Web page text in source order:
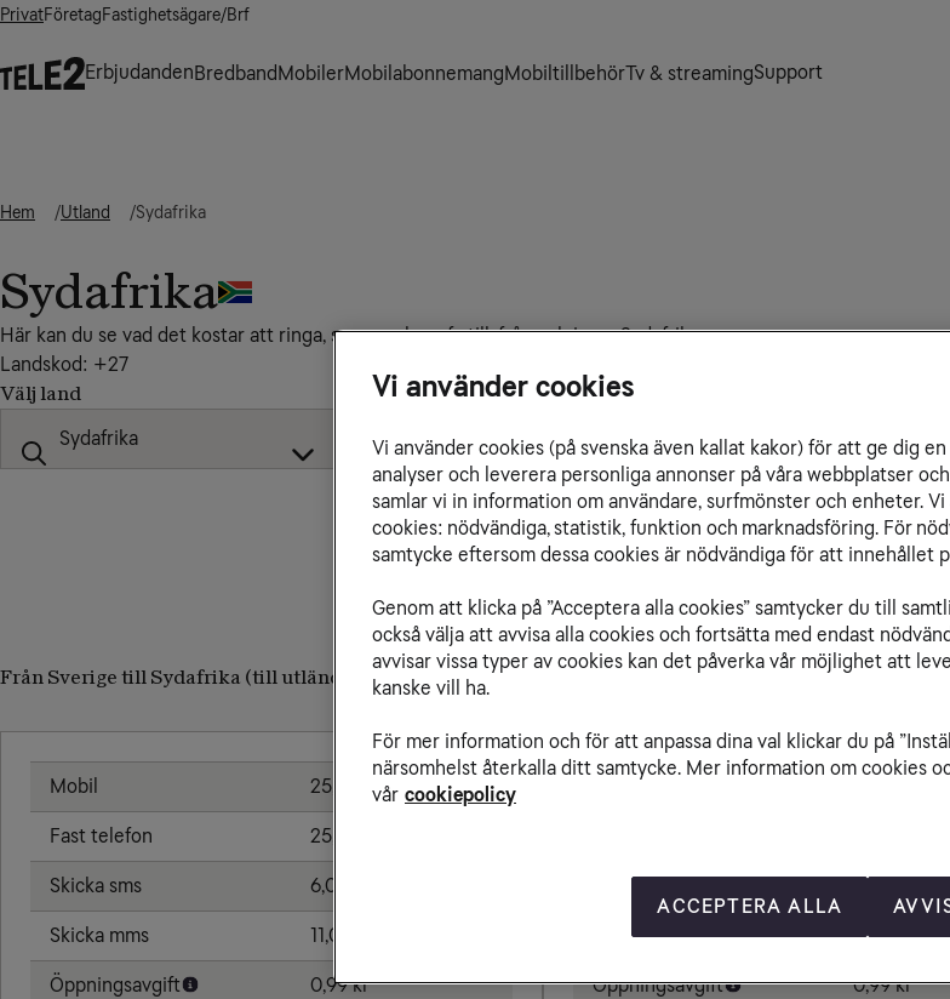
PrivatFöretagFastighetsägare/Brf
ErbjudandenBredbandMobilerMobilabonnemangMobiltillbehörTv & streamingSupport
Hem Utland Sydafrika
Sydafrika
Här kan du se vad det kostar att ringa, sms:a och surfa till, från och inom Sydafrika.
Landskod: +27
Välj land
Från Sverige till Sydafrika (till utländskt nummer)
Mobil 25,00 kr/min
Fast telefon 25,00 kr/min
Skicka sms 6,00 kr
Skicka mms 11,00 kr
Öppningsavgift 0,99 kr
Från Sydafrika till
Ringa samtal
Skicka sms 6,00 kr
Skicka mms 11,00 kr
Öppningsavgift 0,99 kr
Vi använder cookies
Vi använder cookies (på svenska även kallat kakor) för att ge dig
analyser och leverera personliga annonser på våra webbplatser
samlar vi in information om användare, surfmönster och enheter.
cookies: nödvändiga, statistik, funktion och marknadsföring. För
samtycke eftersom dessa cookies är nödvändiga för att innehållet
Genom att klicka på ”Acceptera alla cookies” samtycker du till
också välja att avvisa alla cookies och fortsätta med endast
avvisar vissa typer av cookies kan det påverka vår möjlighet att
kanske vill ha.
För mer information och för att anpassa dina val klickar du på
närsomhelst återkalla ditt samtycke. Mer information om cookies
vår cookiepolicy
ACCEPTERA ALLA